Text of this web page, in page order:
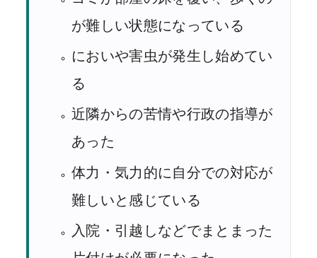
が難しい状態になっている
においや害虫が発生し始めてい
る
近隣からの苦情や行政の指導が
あった
体力・気力的に自分での対応が
難しいと感じている
入院・引越しなどでまとまった